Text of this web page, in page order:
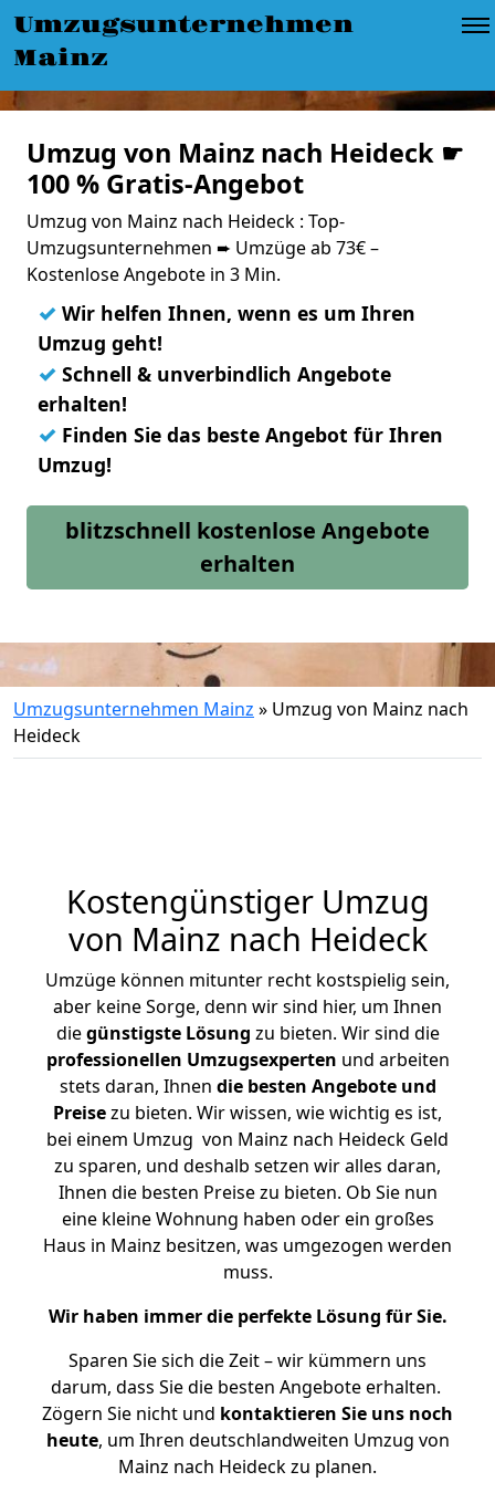
Umzugsunternehmen
Mainz
Umzug von Mainz nach Heideck ☛
100 % Gratis-Angebot
Umzug von Mainz nach Heideck : Top-
Umzugsunternehmen ➨ Umzüge ab 73€ –
Kostenlose Angebote in 3 Min.
✓ Wir helfen Ihnen, wenn es um Ihren
Umzug geht!
✓ Schnell & unverbindlich Angebote
erhalten!
✓ Finden Sie das beste Angebot für Ihren
Umzug!
blitzschnell kostenlose Angebote
erhalten
Umzugsunternehmen Mainz » Umzug von Mainz nach
Heideck
Kostengünstiger Umzug
von Mainz nach Heideck
Umzüge können mitunter recht kostspielig sein,
aber keine Sorge, denn wir sind hier, um Ihnen
diegünstigste Lösung zu bieten. Wir sind die
professionellen Umzugsexperten und arbeiten
stets daran, Ihnen die besten Angebote und
Preisezu bieten. Wir wissen, wie wichtig es ist,
bei einem Umzug von Mainz nach Heideck Geld
zu sparen, und deshalb setzen wir alles daran,
Ihnen die besten Preise zu bieten. Ob Sie nun
eine kleine Wohnung haben oder ein großes
Haus in Mainz besitzen, was umgezogen werden
muss.
Wir haben immer die perfekte Lösung für Sie.
Sparen Sie sich die Zeit – wir kümmern uns
darum, dass Sie die besten Angebote erhalten.
Zögern Sie nicht und kontaktieren Sie uns noch
heute, um Ihren deutschlandweiten Umzug von
Mainz nach Heideck zu planen.